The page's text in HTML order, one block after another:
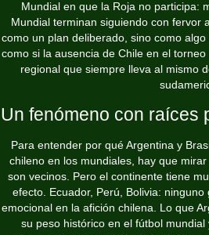
Mundial en que la Roja no participa:
Mundialterminan siguiendo con fervor
como un plan deliberado, sino como
como si la ausencia de Chile en el
regional que siempre lleva al mismo
Un fenómeno con raíces
Para entender por qué Argentina y
chileno en los mundiales, hay que
son vecinos. Pero el continente tiene
efecto. Ecuador, Perú, Bolivia:
emocional en la afición chilena. Lo que
su peso histórico en el fútbol